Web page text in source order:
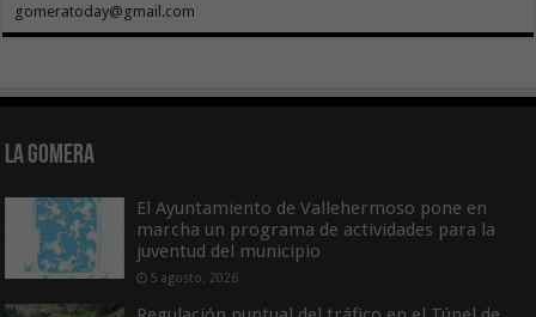
gomeratoday@gmail.com
La Gomera
El Ayuntamiento de Vallehermoso pone en
marcha un programa de actividades para la
juventud del municipio
5 agosto, 2026